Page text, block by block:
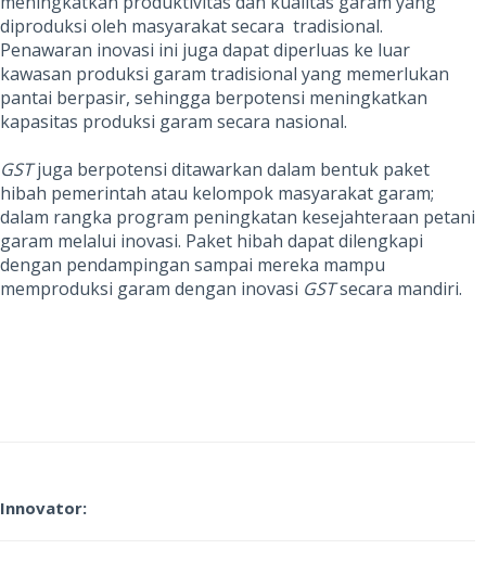
diproduksi oleh masyarakat secara tradisional.
Penawaran inovasi ini juga dapatdiperluas ke luar
kawasan produksi garam tradisional yang memerlukan
pantai berpasir, sehingga berpotensi meningkatkan
kapasitas produksi garam secara nasional.
GSTjuga berpotensi ditawarkan dalam bentuk paket
hibah pemerintah atau kelompok masyarakat garam;
dalam rangka program peningkatan kesejahteraan petani
garam melalui inovasi. Paket hibah dapat dilengkapi
dengan pendampingan sampai mereka mampu
memproduksi garam dengan inovasi GSTsecara mandiri.
Innovator: